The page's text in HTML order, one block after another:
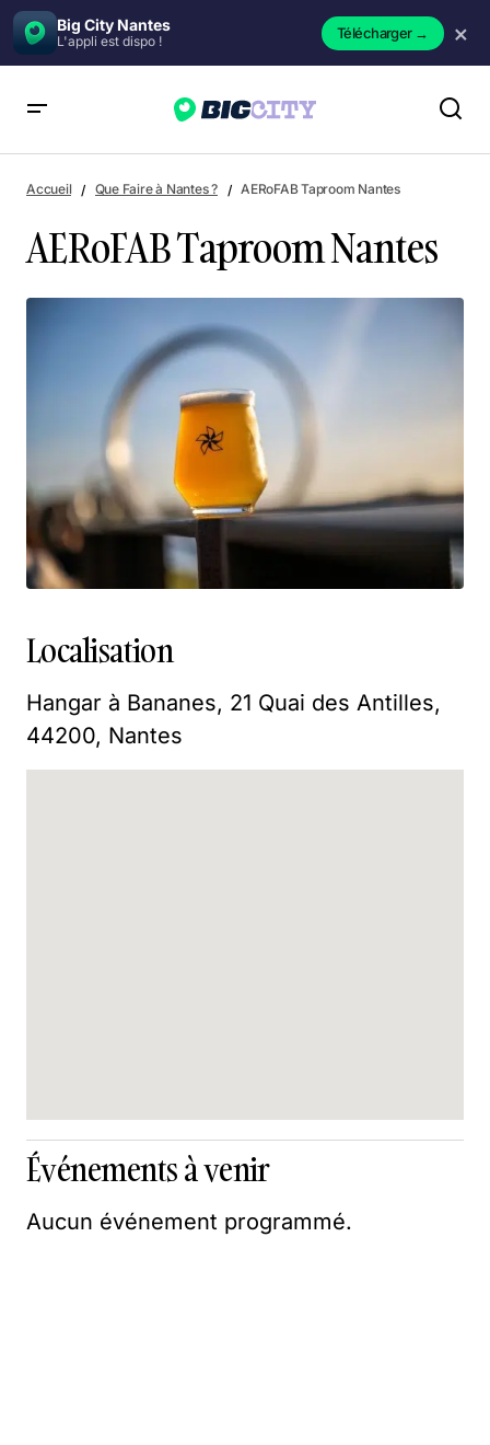
Big City Nantes
L'appli est dispo ! Télécharger→ ×
Accueil Que Faire à Nantes ? AERoFAB Taproom Nantes
AERoFAB Taproom Nantes
Localisation
Hangar à Bananes, 21 Quai des Antilles,
44200, Nantes
Événements à venir
Aucun événement programmé.